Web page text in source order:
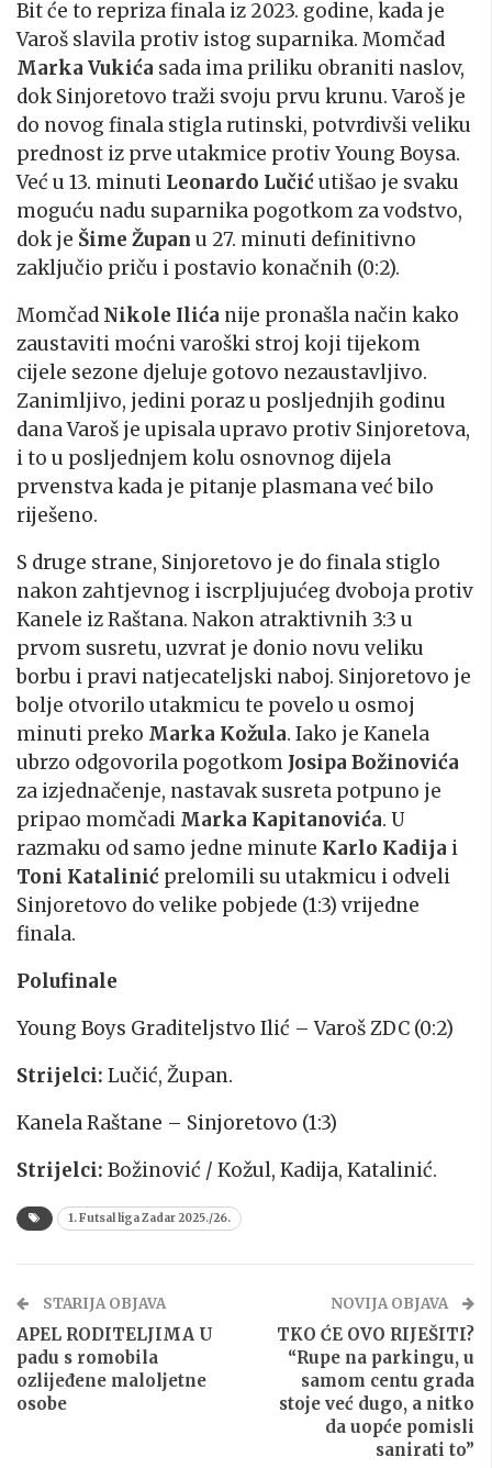
Bit će to repriza finala iz 2023. godine, kada je
Varoš slavila protiv istog suparnika. Momčad
Marka Vukića sada ima priliku obraniti naslov,
dok Sinjoretovo traži svoju prvu krunu. Varoš je
do novog finala stigla rutinski, potvrdivši veliku
prednost iz prve utakmice protiv Young Boysa.
Već u 13. minuti Leonardo Lučićutišao je svaku
moguću nadu suparnika pogotkom za vodstvo,
dok je Šime Župan u 27. minuti definitivno
zaključio priču i postavio konačnih (0:2).
Momčad Nikole Ilića nije pronašla način kako
zaustaviti moćni varoški stroj koji tijekom
cijele sezone djeluje gotovo nezaustavljivo.
Zanimljivo, jedini poraz u posljednjih godinu
dana Varoš je upisala upravo protiv Sinjoretova,
i to u posljednjem kolu osnovnog dijela
prvenstva kada je pitanje plasmana već bilo
riješeno.
S druge strane, Sinjoretovo je do finala stiglo
nakon zahtjevnog i iscrpljujućeg dvoboja protiv
Kanele iz Raštana. Nakon atraktivnih 3:3 u
prvom susretu, uzvrat je donio novu veliku
borbu i pravi natjecateljski naboj. Sinjoretovo je
bolje otvorilo utakmicu te povelo u osmoj
minuti preko Marka Kožula. Iako je Kanela
ubrzo odgovorila pogotkom Josipa Božinovića
za izjednačenje, nastavak susreta potpuno je
pripao momčadi Marka Kapitanovića. U
razmaku od samo jedne minute Karlo Kadija i
Toni Katalinić prelomili su utakmicu i odveli
Sinjoretovo do velike pobjede (1:3) vrijedne
finala.
Polufinale
Young Boys Graditeljstvo Ilić – Varoš ZDC (0:2)
Strijelci: Lučić, Župan.
Kanela Raštane – Sinjoretovo (1:3)
Strijelci: Božinović / Kožul, Kadija, Katalinić.
1. Futsal liga Zadar 2025./26.
STARIJA OBJAVA
APEL RODITELJIMA U
padu s romobila
ozlijeđene maloljetne
osobe
NOVIJA OBJAVA
TKO ĆE OVO RIJEŠITI?
“Rupe na parkingu, u
samom centu grada
stoje već dugo, a nitko
da uopće pomisli
sanirati to”